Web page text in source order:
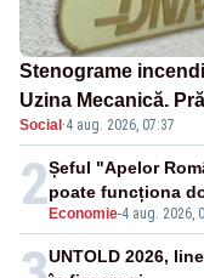
Stenograme
Uzina Mecanică.
SAFE, interceptată
Social ·4 aug. 2026, 07:37
2 Economie-4 aug. 2026,
Șeful "Apelor
poate funcționa
UNTOLD 2026,